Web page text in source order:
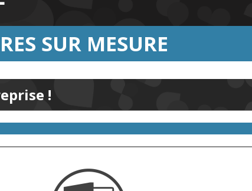
SUR MESURE
!